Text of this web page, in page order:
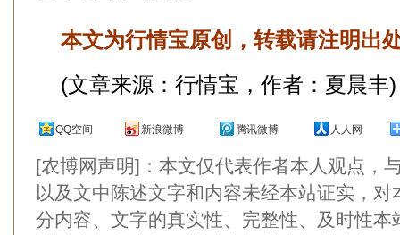
本文为行情宝原创，转载请注明出
(文章来源：行情宝，作者：夏晨丰)
QQ空间 新浪微博 腾讯微博 人人网
[农博网声明]：本文仅代表作者本人观点，
以及文中陈述文字和内容未经本站证实，
分内容、文字的真实性、完整性、及时性